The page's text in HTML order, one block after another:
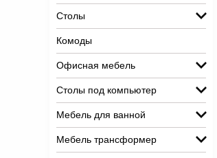
Столы
Комоды
Офисная мебель
Столы под компьютер
Мебель для ванной
Мебель трансформер